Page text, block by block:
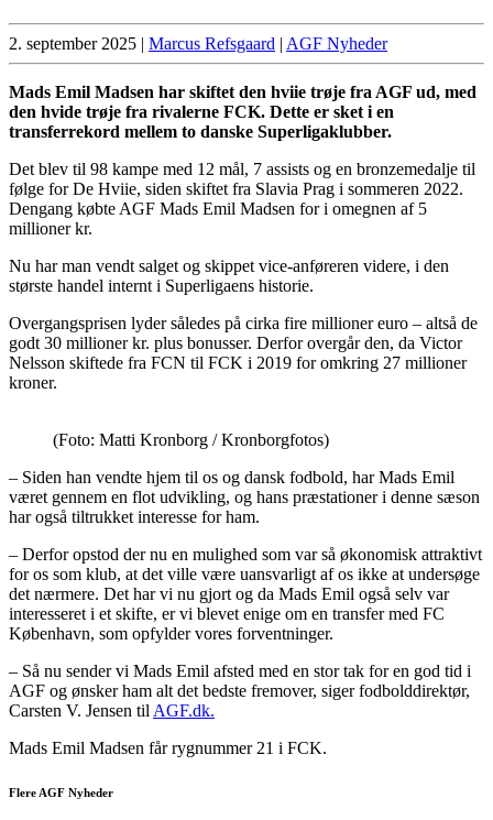
2. september 2025 | Marcus Refsgaard | AGF Nyheder
Mads Emil Madsen har skiftet den hviie trøje fra AGF ud, med
den hvide trøje fra rivalerne FCK. Dette er sket i en
transferrekord mellem to danske Superligaklubber.
Det blev til 98 kampe med 12 mål, 7 assists og en bronzemedalje til
følge for De Hviie, siden skiftet fra Slavia Prag i sommeren 2022.
Dengang købte AGF Mads Emil Madsen for i omegnen af 5
millioner kr.
Nu har man vendt salget og skippet vice-anføreren videre, i den
største handel internt i Superligaens historie.
Overgangsprisen lyder således på cirka fire millioner euro – altså de
godt 30 millioner kr. plus bonusser. Derfor overgår den, da Victor
Nelsson skiftede fra FCN til FCK i 2019 for omkring 27 millioner
kroner.
(Foto: Matti Kronborg / Kronborgfotos)
– Siden han vendte hjem til os og dansk fodbold, har Mads Emil
været gennem en flot udvikling, og hans præstationer i denne sæson
har også tiltrukket interesse for ham.
– Derfor opstod der nu en mulighed som var så økonomisk attraktivt
for os som klub, at det ville være uansvarligt af os ikke at undersøge
det nærmere. Det har vi nu gjort og da Mads Emil også selv var
interesseret i et skifte, er vi blevet enige om en transfer med FC
København, som opfylder vores forventninger.
– Så nu sender vi Mads Emil afsted med en stor tak for en god tid i
AGF og ønsker ham alt det bedste fremover, siger fodbolddirektør,
Carsten V. Jensen til AGF.dk.
Mads Emil Madsen får rygnummer 21 i FCK.
Flere AGF Nyheder